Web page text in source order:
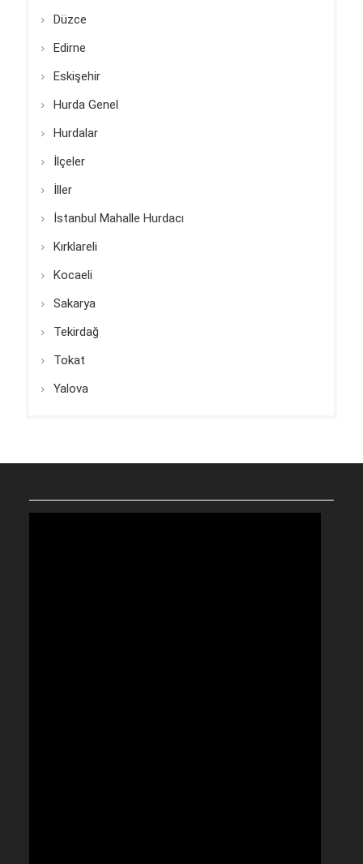
Düzce
Edirne
Eskişehir
Hurda Genel
Hurdalar
İlçeler
İller
İstanbul Mahalle Hurdacı
Kırklareli
Kocaeli
Sakarya
Tekirdağ
Tokat
Yalova